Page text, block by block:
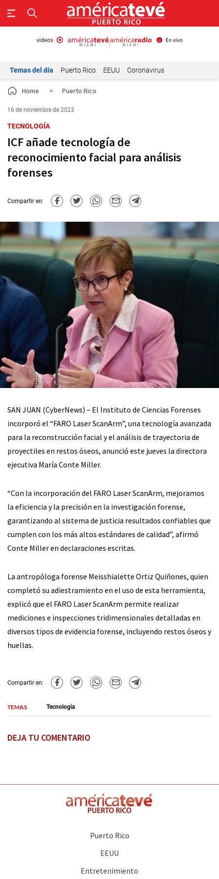
Temas del día Puerto Rico EEUU Coronavirus
Home > Puerto Rico
16 de noviembre de 2023
TECNOLOGÍA
ICF añade tecnología de
reconocimiento facial para análisis
forenses
Compartir en:
SAN JUAN (CyberNews) – El Instituto de Ciencias Forenses
incorporó el “FARO Laser ScanArm”, una tecnología avanzada
para la reconstrucción facial y el análisis de trayectoria de
proyectiles en restos óseos, anunció este jueves la directora
ejecutiva María Conte Miller.
“Con la incorporación del FARO Laser ScanArm, mejoramos
la eficiencia y la precisión en la investigación forense,
garantizando al sistema de justicia resultados confiables que
cumplen con los más altos estándares de calidad”, afirmó
Conte Miller en declaraciones escritas.
La antropóloga forense Meisshialette Ortiz Quiñones, quien
completó su adiestramiento en el uso de esta herramienta,
explicó que el FARO Laser ScanArm permite realizar
mediciones e inspecciones tridimensionales detalladas en
diversos tipos de evidencia forense, incluyendo restos óseos y
huellas.
Compartir en:
TEMAS Tecnología
DEJA TU COMENTARIO
Puerto Rico
EEUU
Entretenimiento